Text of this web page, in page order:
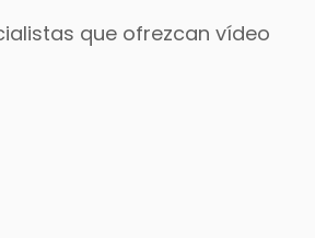
que ofrezcan vídeo